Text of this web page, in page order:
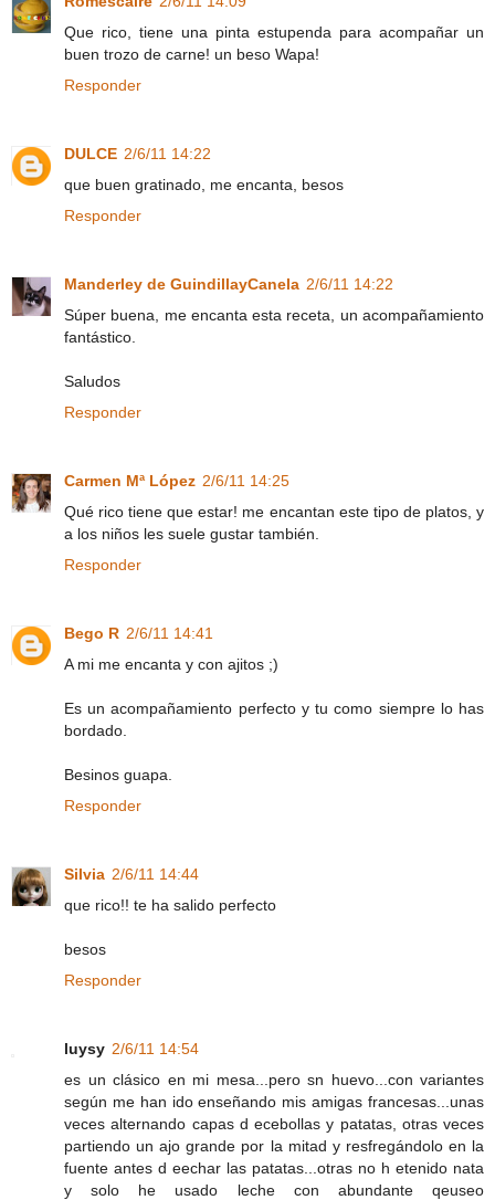
Que rico, tiene una pinta estupenda para acompañar un
buen trozo de carne! un beso Wapa!
Responder
DULCE 2/6/11 14:22
que buen gratinado, me encanta, besos
Responder
Manderley de GuindillayCanela 2/6/11 14:22
Súper buena, me encanta esta receta, un acompañamiento
fantástico.
Saludos
Responder
Carmen Mª López 2/6/11 14:25
Qué rico tiene que estar! me encantan este tipo de platos, y
a los niños les suele gustar también.
Responder
Bego R 2/6/11 14:41
A mi me encanta y con ajitos ;)
Es un acompañamiento perfecto y tu como siempre lo has
bordado.
Besinos guapa.
Responder
Silvia 2/6/11 14:44
que rico!! te ha salido perfecto
besos
Responder
luysy 2/6/11 14:54
es un clásico en mi mesa...pero sn huevo...con variantes
según me han ido enseñando mis amigas francesas...unas
veces alternando capas d ecebollas y patatas, otras veces
partiendo un ajo grande por la mitad y resfregándolo en la
fuente antes d eechar las patatas...otras no h etenido nata
y solo he usado leche con abundante qeuseo